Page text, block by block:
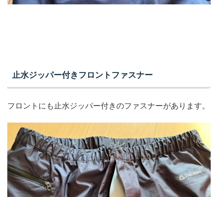
止水ジッパー付きフロントファスナー
フロントにも止水ジッパー付きのファスナーがあります。